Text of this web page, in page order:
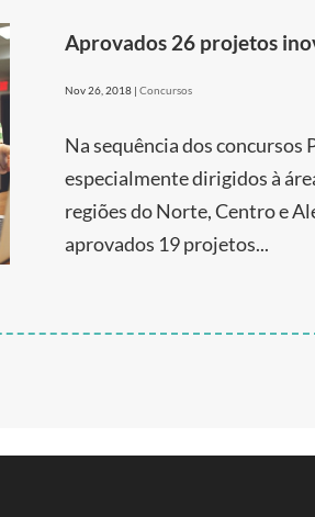
Aprovados 26 projetos
Nov 26, 2018 | Concursos
Na sequência dos concursos
especialmente dirigidos à
regiões do Norte, Centro e
aprovados 19 projetos...